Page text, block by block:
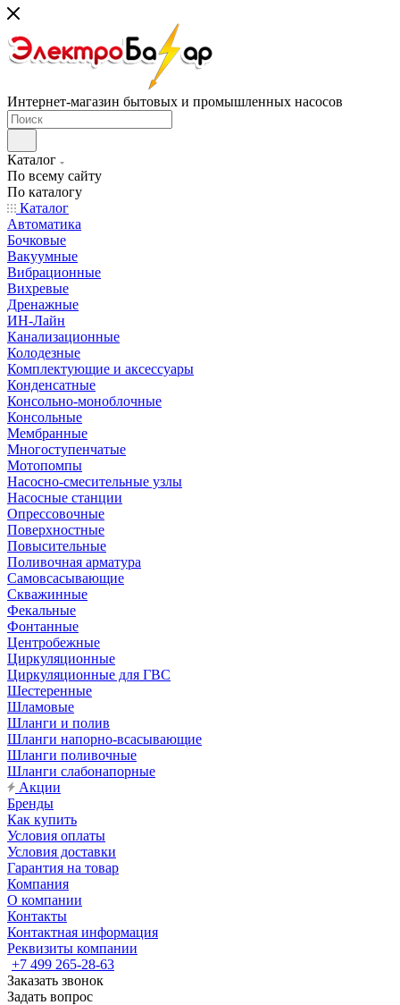
Интернет-магазин бытовых и промышленных насосов
Каталог
По всему сайту
По каталогу
Каталог
Автоматика
Бочковые
Вакуумные
Вибрационные
Вихревые
Дренажные
ИН-Лайн
Канализационные
Колодезные
Комплектующие и аксессуары
Конденсатные
Консольно-моноблочные
Консольные
Мембранные
Многоступенчатые
Мотопомпы
Насосно-смесительные узлы
Насосные станции
Опрессовочные
Поверхностные
Повысительные
Поливочная арматура
Самовсасывающие
Скважинные
Фекальные
Фонтанные
Центробежные
Циркуляционные
Циркуляционные для ГВС
Шестеренные
Шламовые
Шланги и полив
Шланги напорно-всасывающие
Шланги поливочные
Шланги слабонапорные
Акции
Бренды
Как купить
Условия оплаты
Условия доставки
Гарантия на товар
Компания
О компании
Контакты
Контактная информация
Реквизиты компании
+7 499 265-28-63
Заказать звонок
Задать вопрос